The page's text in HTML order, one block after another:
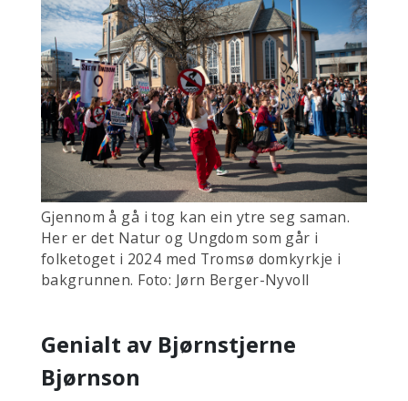
Gjennom å gå i tog kan ein ytre seg saman.
Her er det Natur og Ungdom som går i
folketoget i 2024 med Tromsø domkyrkje i
bakgrunnen. Foto: Jørn Berger-Nyvoll
Genialt av Bjørnstjerne
Bjørnson